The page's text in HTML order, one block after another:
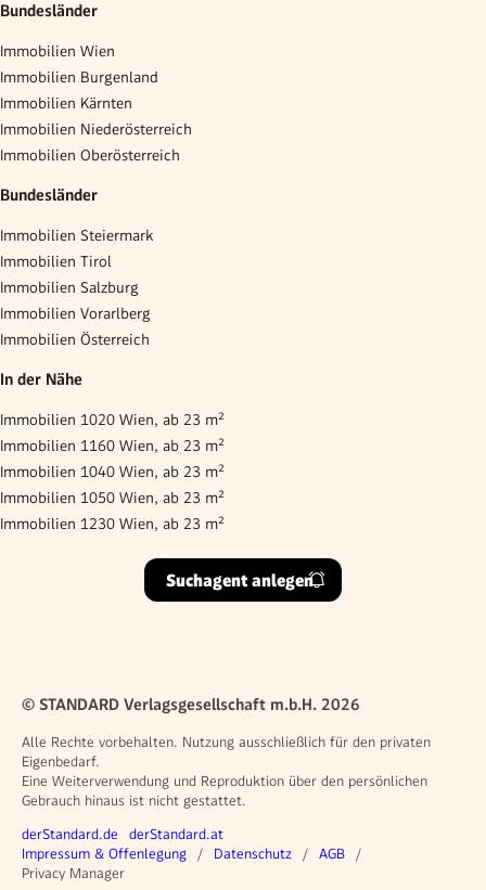
Bundesländer
Immobilien Wien
Immobilien Burgenland
Immobilien Kärnten
Immobilien Niederösterreich
Immobilien Oberösterreich
Bundesländer
Immobilien Steiermark
Immobilien Tirol
Immobilien Salzburg
Immobilien Vorarlberg
Immobilien Österreich
In der Nähe
Immobilien 1020 Wien, ab 23 m²
Immobilien 1160 Wien, ab 23 m²
Immobilien 1040 Wien, ab 23 m²
Immobilien 1050 Wien, ab 23 m²
Immobilien 1230 Wien, ab 23 m²
Suchagent anlegen
© STANDARD Verlagsgesellschaft m.b.H. 2026
Alle Rechte vorbehalten. Nutzung ausschließlich für den privaten
Eigenbedarf.
Eine Weiterverwendung und Reproduktion über den persönlichen
Gebrauch hinaus ist nicht gestattet.
Weitere Angebote
derStandard.de derStandard.at
Rechtliches
Impressum & Offenlegung Datenschutz
AGB
Privacy Manager